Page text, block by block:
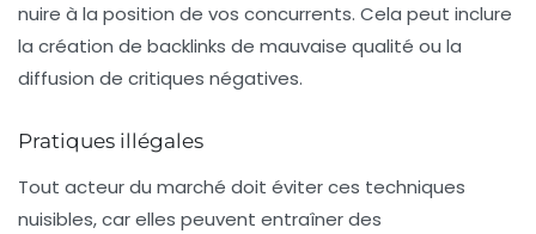
nuire à la position de vos concurrents. Cela peut inclure
la création de backlinks de mauvaise qualité ou la
diffusion de critiques négatives.
Pratiques illégales
Tout acteur du marché doit éviter ces techniques
nuisibles, car elles peuvent entraîner des